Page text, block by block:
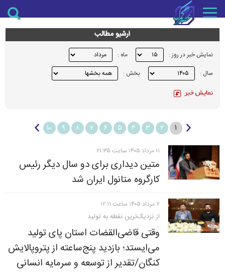
Toggle
navigation
آرشیو مطالب
نمایش خبر در روز :
ماه :
سال :
بخش :
۱ ۲ ۳ ۴ ۵ ۶ ۷ ۸ ۹ ۱۰
۱۱ مرداد ۱۴۰۵ ساعت ۲۱:۳۵
متین دیداری برای دو سال دیگر رئیس
کارگروه متانول ایران شد
۷ مرداد ۱۴۰۵ ساعت ۱۲:۱۱
از نزدیک‌ترین نقطه به تولید
وقتی قاضی‌القضات استان پای تولید
می‌ایستد؛ بازدید پنج‌ساعته از پتروپالایش
کنگان/تقدیر از توسعه و سرمایه انسانی